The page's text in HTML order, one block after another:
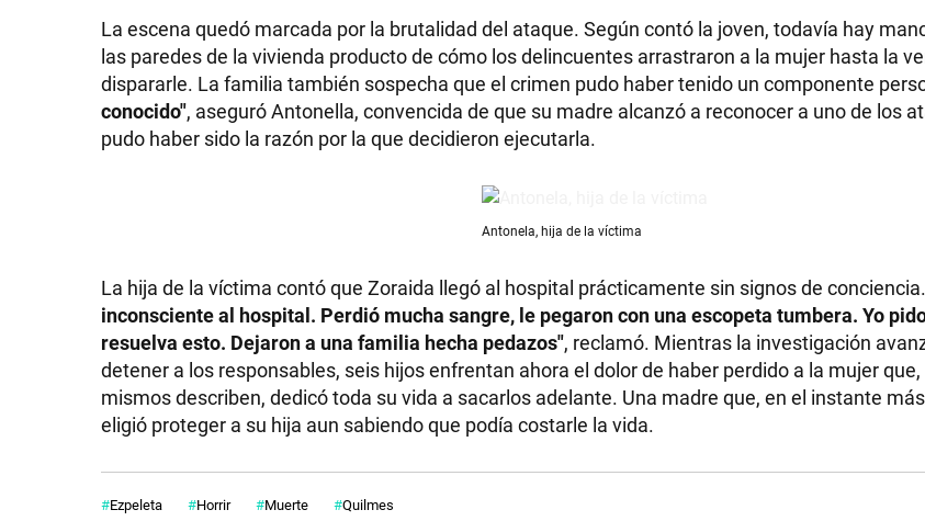
La escena quedó marcada por la brutalidad del ataque. Según contó la joven, todavía hay
las paredes de la vivienda producto de cómo los delincuentes arrastraron a la mujer hasta la
dispararle. La familia también sospecha que el crimen pudo haber tenido un componente
conocido", aseguró Antonella, convencida de que su madre alcanzó a reconocer a uno de los
pudo haber sido la razón por la que decidieron ejecutarla.
Antonela, hija de la víctima
La hija de la víctima contó que Zoraida llegó al hospital prácticamente sin signos de conciencia.
inconsciente al hospital. Perdió mucha sangre, le pegaron con una escopeta tumbera. Yo
resuelva esto. Dejaron a una familia hecha pedazos", reclamó. Mientras la investigación
detener a los responsables, seis hijos enfrentan ahora el dolor de haber perdido a la mujer
mismos describen, dedicó toda su vida a sacarlos adelante. Una madre que, en el instante
eligió proteger a su hija aun sabiendo que podía costarle la vida.
Ezpeleta Horrir Muerte Quilmes